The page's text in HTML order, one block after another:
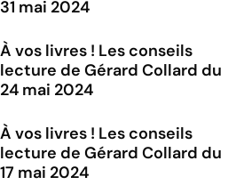
31 mai 2024
À vos livres ! Les conseils
lecture de Gérard Collard du
24 mai 2024
À vos livres ! Les conseils
lecture de Gérard Collard du
17 mai 2024